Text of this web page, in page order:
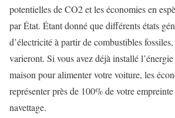
potentielles de CO2 et les économies en
par État. Étant donné que différents états
d’électricité à partir de combustibles
varieront. Si vous avez déjà installé
maison pour alimenter votre voiture, les
représenter près de 100% de votre
navettage.